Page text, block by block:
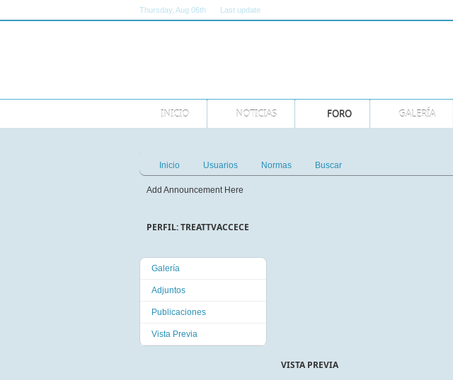
Thursday , Aug 06th Last update
INICIO NOTICIAS FORO GALERÍA
Inicio Usuarios Normas Buscar
Add Announcement Here
PERFIL: TREATTVACCECE
Galería
Adjuntos
Publicaciones
Vista Previa
VISTA PREVIA